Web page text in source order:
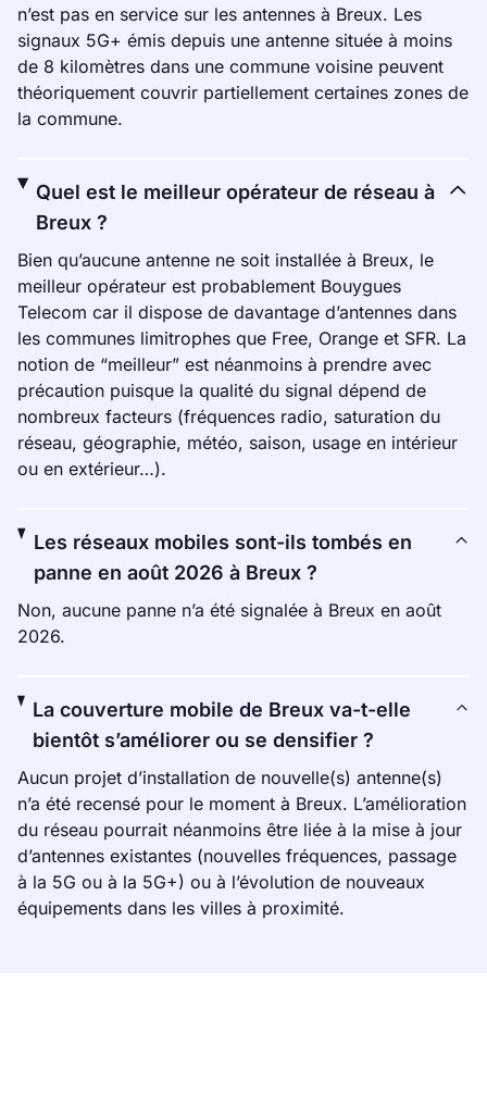
n’est pas en service sur les antennes à Breux. Les
signaux 5G+ émis depuis une antenne située à moins
de 8 kilomètres dans une commune voisine peuvent
théoriquement couvrir partiellement certaines zones de
la commune.
Quel est le meilleur opérateur de réseau à
Breux ?
Bien qu’aucune antenne ne soit installée à Breux, le
meilleur opérateur est probablement Bouygues
Telecom car il dispose de davantage d’antennes dans
les communes limitrophes que Free, Orange et SFR. La
notion de “meilleur” est néanmoins à prendre avec
précaution puisque la qualité du signal dépend de
nombreux facteurs (fréquences radio, saturation du
réseau, géographie, météo, saison, usage en intérieur
ou en extérieur…).
Les réseaux mobiles sont-ils tombés en
panne en août 2026 à Breux ?
Non, aucune panne n’a été signalée à Breux en août
2026.
La couverture mobile de Breux va-t-elle
bientôt s’améliorer ou se densifier ?
Aucun projet d’installation de nouvelle(s) antenne(s)
n’a été recensé pour le moment à Breux. L’amélioration
du réseau pourrait néanmoins être liée à la mise à jour
d’antennes existantes (nouvelles fréquences, passage
à la 5G ou à la 5G+) ou à l’évolution de nouveaux
équipements dans les villes à proximité.